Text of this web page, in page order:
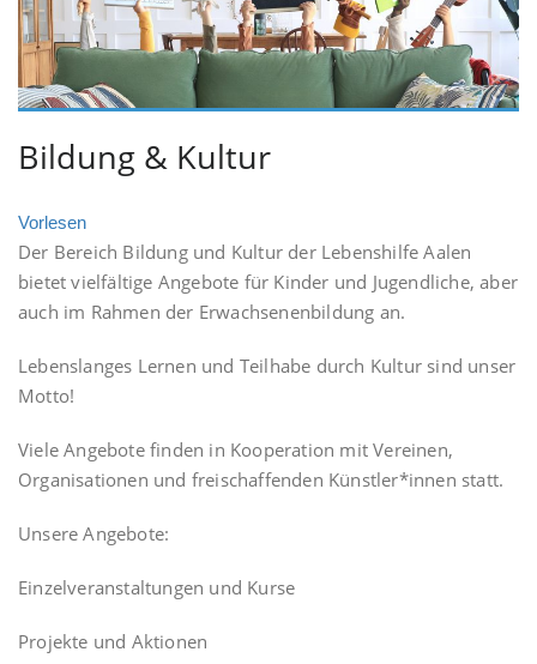
Bildung & Kultur
Vorlesen
Der Bereich Bildung und Kultur der Lebenshilfe Aalen
bietet vielfältige Angebote für Kinder und Jugendliche, aber
auch im Rahmen der Erwachsenenbildung an.
Lebenslanges Lernen und Teilhabe durch Kultur sind unser
Motto!
Viele Angebote finden in Kooperation mit Vereinen,
Organisationen und freischaffenden Künstler*innen statt.
Unsere Angebote:
Einzelveranstaltungen und Kurse
Projekte und Aktionen